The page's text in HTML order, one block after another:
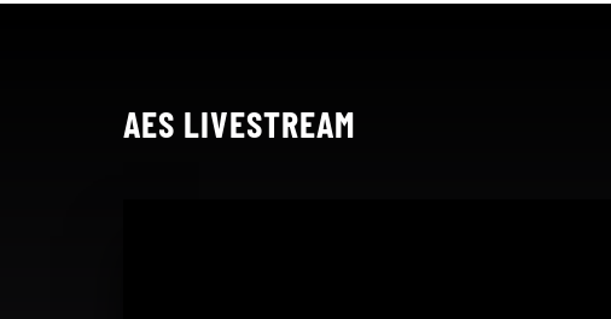
AES LIVESTREAM